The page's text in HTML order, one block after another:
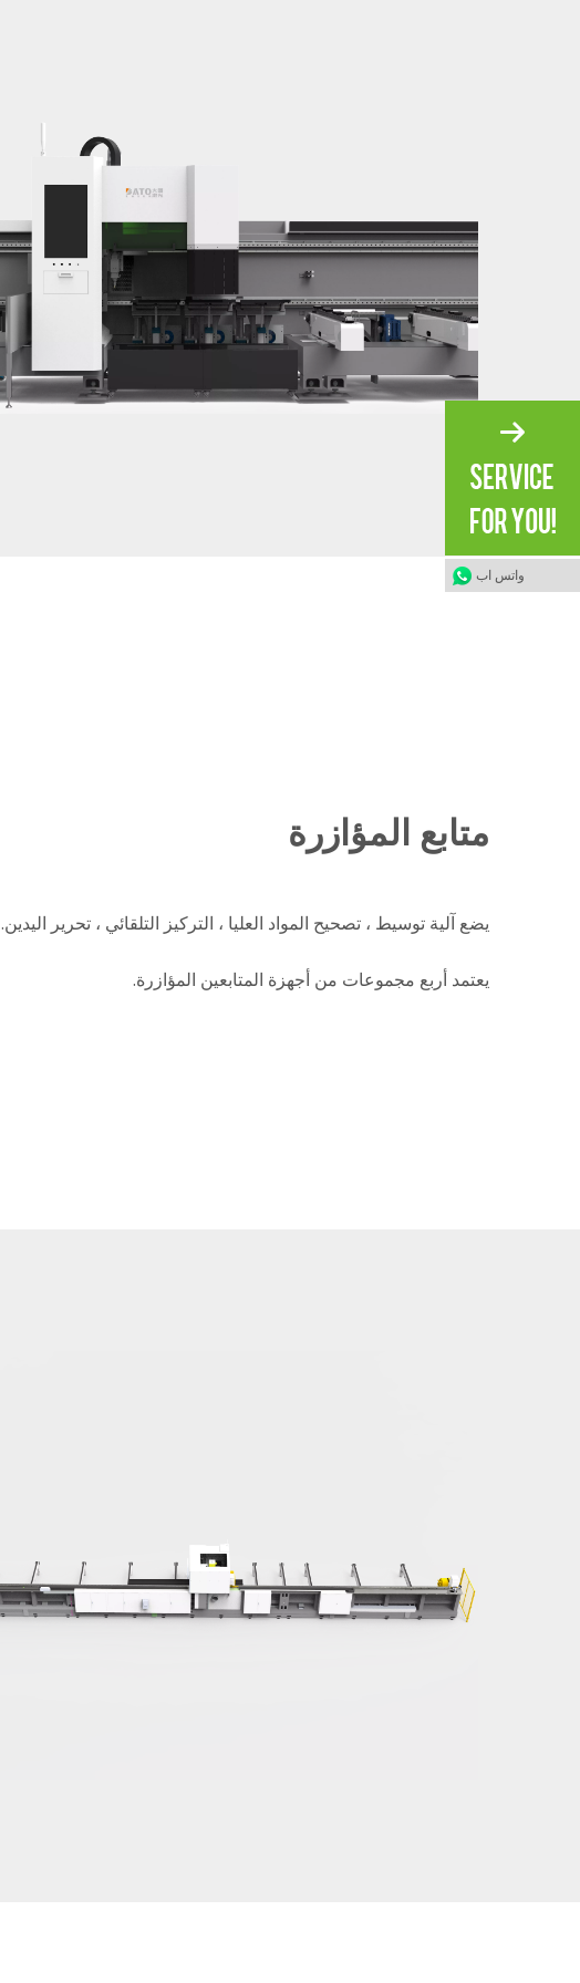
متابع المؤازرة
يضع آلية توسيط ، تصحيح المواد العليا ، التركيز التلقائي ، تحرير اليدين.
يعتمد أربع مجموعات من أجهزة المتابعين المؤازرة.
واتس اب